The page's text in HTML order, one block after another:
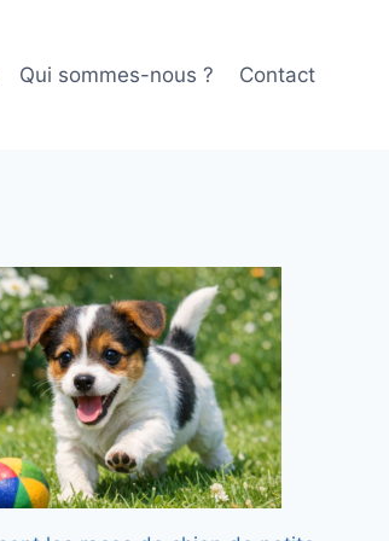
Qui sommes-nous ? Contact